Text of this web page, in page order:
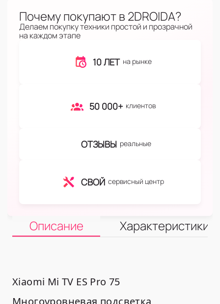
Почему покупают в 2DROIDA?
Делаем покупку техники простой и прозрачной
на каждом этапе
10 ЛЕТ на рынке
50 000+ клиентов
ОТЗЫВЫ реальные
СВОЙ сервисный центр
Описание Характеристики
Xiaomi Mi TV ES Pro 75